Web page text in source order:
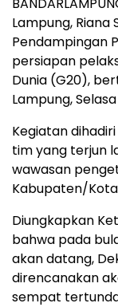
Lampung,
Pendampingan
persiapan
Dunia (G20),
Lampung,
Kegiatan
tim yang terjun
wawasan
Kabupaten/Kota
Diungkapkan
bahwa pada
akan datang,
direncanakan
sempat